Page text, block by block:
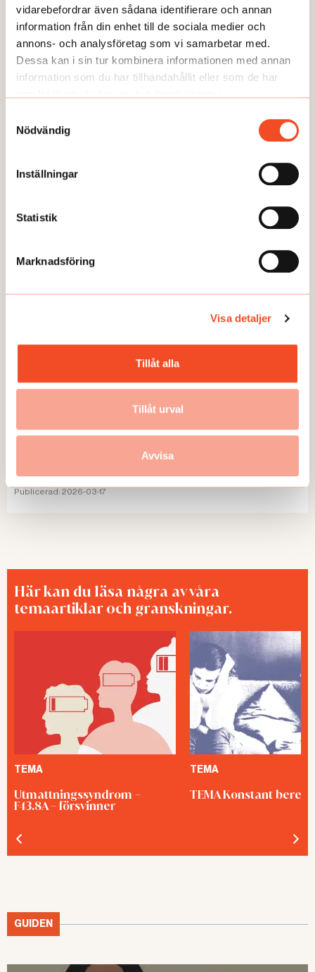
vidarebefordrar även sådana identifierare och annan
information från din enhet till de sociala medier och
annons- och analysföretag som vi samarbetar med.
Dessa kan i sin tur kombinera informationen med annan
information som du har tillhandahållit eller som de har
Nödvändig
Inställningar
Statistik
Marknadsföring
Visa detaljer
Tillåt alla
Tillåt urval
Avvisa
Oförklarliga sjukdomsfall på SSAB
Hälsan hotas på metallåtervinningen
Publicerad: 2026-03-17
Här kan du läsa några av våra
temaartiklar och granskningar.
TEMA
Utmattningssyndrom –
F43.8A – försvinner
TEMA
TEMA Konstant
GUIDEN